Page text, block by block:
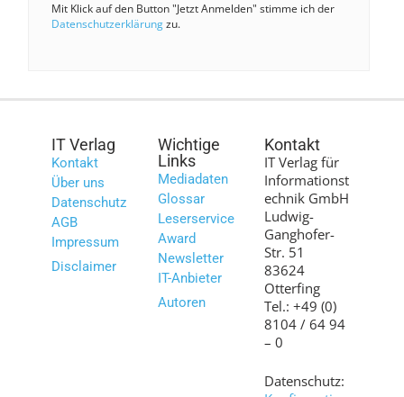
Mit Klick auf den Button "Jetzt Anmelden" stimme ich der
Datenschutzerklärungzu.
IT Verlag
Kontakt
Über uns
Datenschutz
AGB
Impressum
Disclaimer
Wichtige
Links
Mediadaten
Glossar
Leserservice
Award
Newsletter
IT-Anbieter
Autoren
Kontakt
IT Verlag für
Informationst
echnik GmbH
Ludwig-
Ganghofer-
Str. 51
83624
Otterfing
Tel.: +49 (0)
8104 / 64 94
– 0
Datenschutz: